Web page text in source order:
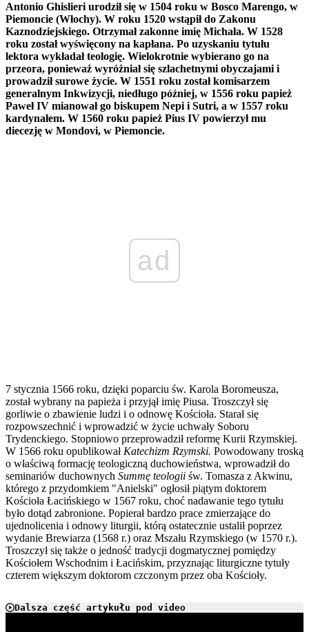
Antonio Ghislieri urodził się w 1504 roku w Bosco Marengo, w
Piemoncie (Włochy). W roku 1520 wstąpił do Zakonu
Kaznodziejskiego. Otrzymał zakonne imię Michała. W 1528
roku został wyświęcony na kapłana. Po uzyskaniu tytułu
lektora wykładał teologię. Wielokrotnie wybierano go na
przeora, ponieważ wyróżniał się szlachetnymi obyczajami i
prowadził surowe życie. W 1551 roku został komisarzem
generalnym Inkwizycji, niedługo później, w 1556 roku papież
Paweł IV mianował go biskupem Nepi i Sutri, a w 1557 roku
kardynałem. W 1560 roku papież Pius IV powierzył mu
diecezję w Mondovi, w Piemoncie.
ad
7 stycznia 1566 roku, dzięki poparciu św. Karola Boromeusza,
został wybrany na papieża i przyjął imię Piusa. Troszczył się
gorliwie o zbawienie ludzi i o odnowę Kościoła. Starał się
rozpowszechnić i wprowadzić w życie uchwały Soboru
Trydenckiego. Stopniowo przeprowadził reformę Kurii Rzymskiej.
W 1566 roku opublikowałKatechizm Rzymski. Powodowany troską
o właściwą formację teologiczną duchowieństwa, wprowadził do
seminariów duchownych Summę teologii św. Tomasza z Akwinu,
którego z przydomkiem "Anielski" ogłosił piątym doktorem
Kościoła Łacińskiego w 1567 roku, choć nadawanie tego tytułu
było dotąd zabronione. Popierał bardzo prace zmierzające do
ujednolicenia i odnowy liturgii, którą ostatecznie ustalił poprzez
wydanie Brewiarza (1568 r.) oraz Mszału Rzymskiego (w 1570 r.).
Troszczył się także o jedność tradycji dogmatycznej pomiędzy
Kościołem Wschodnim i Łacińskim, przyznając liturgiczne tytuły
czterem większym doktorom czczonym przez oba Kościoły.
Dalsza część artykułu pod video